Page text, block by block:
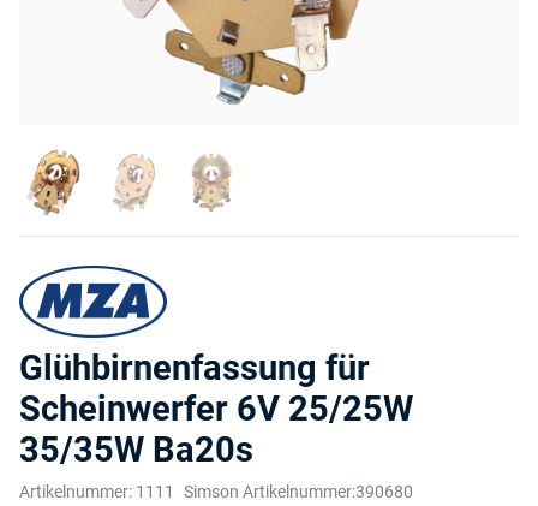
Glühbirnenfassung für
Scheinwerfer 6V 25/25W
35/35W Ba20s
Artikelnummer: 1111 Simson Artikelnummer:390680